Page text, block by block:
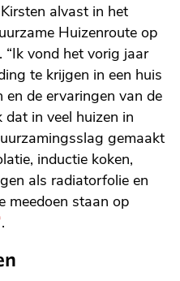
alvast in het
Huizenroute op
vond het vorig jaar
te krijgen in een huis
de ervaringen van de
dat in veel huizen in
gemaakt
inductie koken,
als radiatorfolie en
meedoen staan op
.